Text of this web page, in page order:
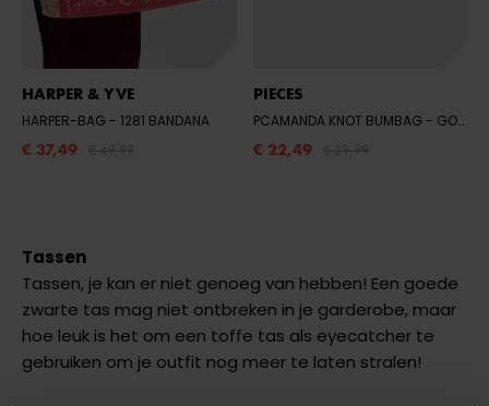
HARPER & YVE
HARPER-BAG - 1281 BANDANA
€ 37,49
PIECES
PCAMANDA KNOT BUMBAG - GOJI BERRY
€ 22,49
Tassen
Tassen, je kan er niet genoeg van hebben! Een goede
zwarte tas mag niet ontbreken in je garderobe, maar
hoe leuk is het om een toffe tas als eyecatcher te
gebruiken om je outfit nog meer te laten stralen!